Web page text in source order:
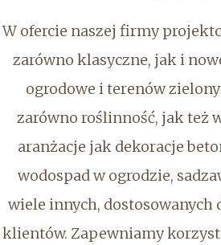
W ofercie naszej firmy
zarówno klasyczne, jak i
ogrodowe i terenów
zarówno roślinność, jak też
aranżacje jak dekoracje
wodospad w ogrodzie,
wiele innych, dostosowanych
klientów. Zapewniamy